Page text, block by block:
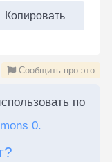
Копировать
Сообщить про это
по
0.